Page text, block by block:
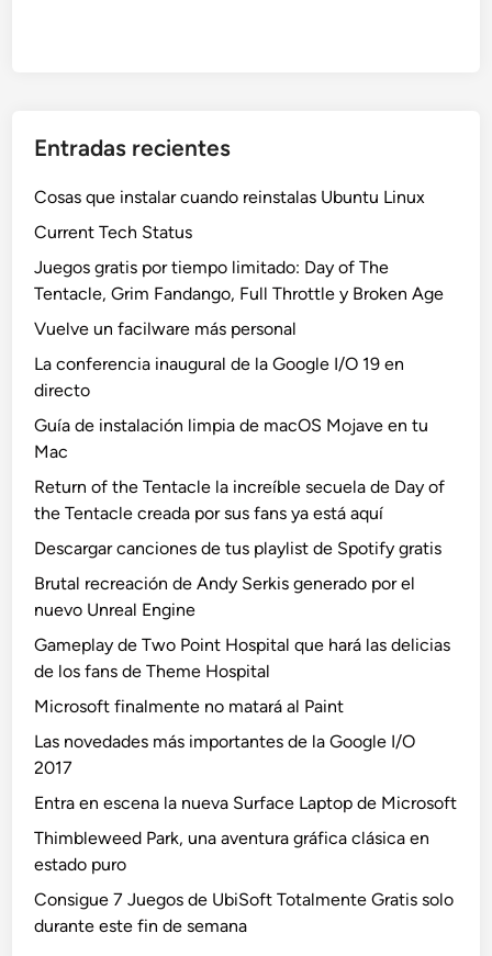
Entradas recientes
Cosas que instalar cuando reinstalas Ubuntu Linux
Current Tech Status
Juegos gratis por tiempo limitado: Day of The
Tentacle, Grim Fandango, Full Throttle y Broken Age
Vuelve un facilware más personal
La conferencia inaugural de la Google I/O 19 en
directo
Guía de instalación limpia de macOS Mojave en tu
Mac
Return of the Tentacle la increíble secuela de Day of
the Tentacle creada por sus fans ya está aquí
Descargar canciones de tus playlist de Spotify gratis
Brutal recreación de Andy Serkis generado por el
nuevo Unreal Engine
Gameplay de Two Point Hospital que hará las delicias
de los fans de Theme Hospital
Microsoft finalmente no matará al Paint
Las novedades más importantes de la Google I/O
2017
Entra en escena la nueva Surface Laptop de Microsoft
Thimbleweed Park, una aventura gráfica clásica en
estado puro
Consigue 7 Juegos de UbiSoft Totalmente Gratis solo
durante este fin de semana